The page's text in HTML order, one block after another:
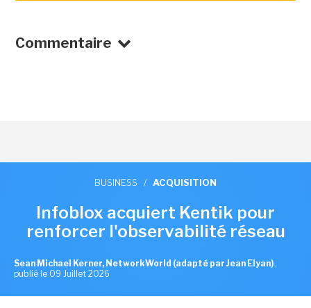
Commentaire
BUSINESS / ACQUISITION
Infoblox acquiert Kentik pour
renforcer l'observabilité réseau
Sean Michael Kerner, NetworkWorld (adapté par Jean Elyan) ,
publié le 09 Juillet 2026